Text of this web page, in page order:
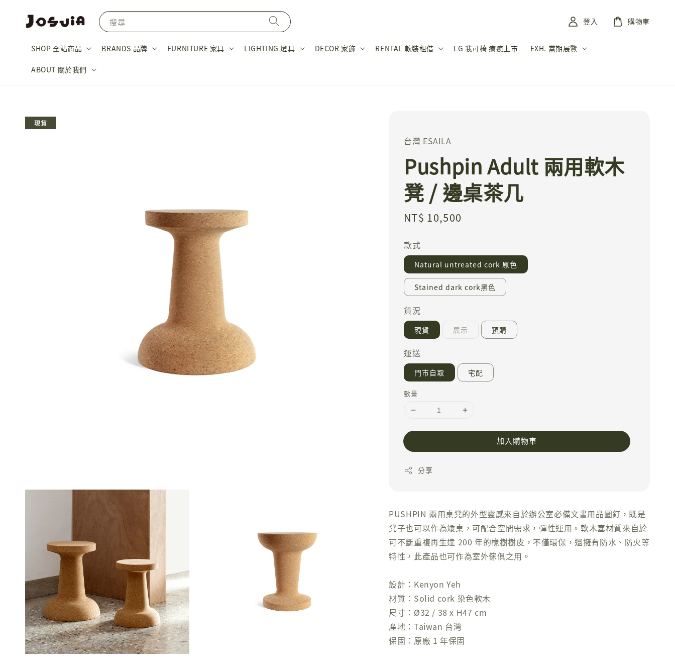
搜尋
SHOP 全站商品 BRANDS 品牌 FURNITURE 家具 LIGHTING 燈具 DECOR 家飾 RENTAL 軟裝租借 LG 我可椅 療癒上市 EXH. 當期展覽
ABOUT 關於我們
登入 購物車
現貨
台灣 ESAILA
Pushpin Adult 兩用軟木
凳 / 邊桌茶几
Regular
NT$ 10,500
款式
Natural untreated cork 原色
Stained dark cork黑色
貨況
現貨 展示 預購
運送
門市自取 宅配
數量
加入購物車
分享
PUSHPIN 兩用桌凳的外型靈感來自於辦公室必備文書用品圖釘，既是
凳子也可以作為矮桌，可配合空間需求，彈性運用。軟木塞材質來自於
可不斷重複再生達 200 年的橡樹樹皮，不僅環保，還擁有防水、防火等
特性，此產品也可作為室外傢俱之用。
設計：Kenyon Yeh
材質：Solid cork 染色軟木
尺寸：Ø32 / 38 x H47 cm
產地：Taiwan 台灣
保固：原廠 1 年保固